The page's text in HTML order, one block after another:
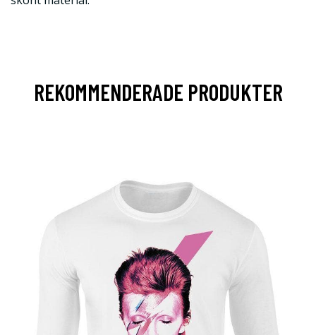
REKOMMENDERADE PRODUKTER